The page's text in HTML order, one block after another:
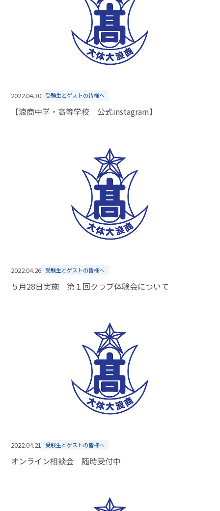
2022.04.30 受験生とゲストの皆様へ
【浪商中学・高等学校 公式instagram】
2022.04.26 受験生とゲストの皆様へ
５月28日実施 第１回クラブ体験会について
2022.04.21 受験生とゲストの皆様へ
オンライン相談会 随時受付中